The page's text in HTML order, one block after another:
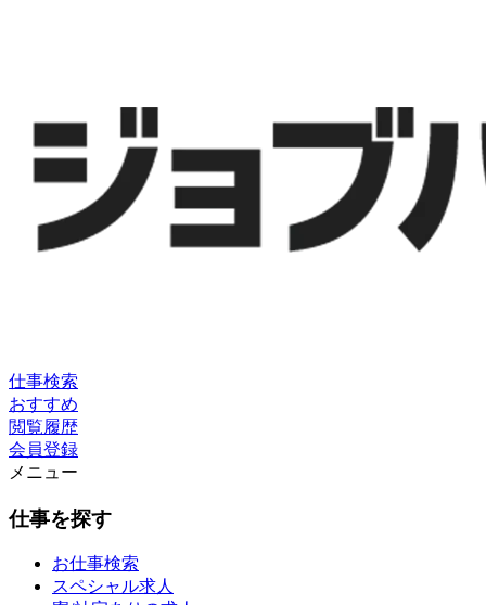
仕事検索
おすすめ
閲覧履歴
会員登録
メニュー
仕事を探す
お仕事検索
スペシャル求人